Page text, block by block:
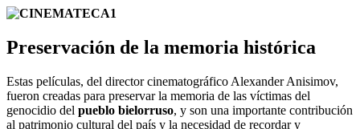
Preservación de la memoria histórica
Estas películas, del director cinematográfico Alexander Anisimov,
fueron creadas para preservar la memoria de las víctimas del
genocidio del pueblo bielorruso, y son una importante contribución
al patrimonio cultural del país y la necesidad de recordar y